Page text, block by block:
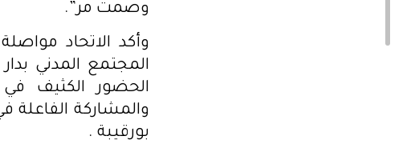
وصمت مر”.
وأكد الاتحاد
المجتمع المدني
الحضور الكثيف
والمشاركة الفاعلة
بورقيبة .